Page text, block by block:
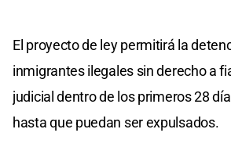
El proyecto de ley permitirá la
inmigrantes ilegales sin derecho a
judicial dentro de los primeros 28
hasta que puedan ser expulsados.